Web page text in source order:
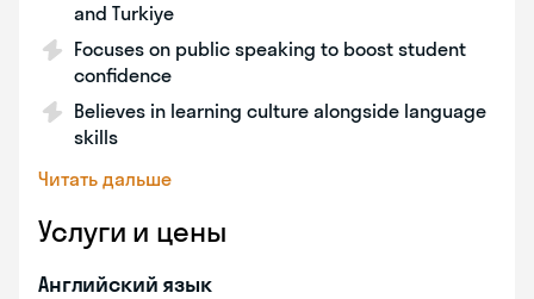
and Turkiye
Focuses on public speaking to boost student
confidence
Believes in learning culture alongside language
skills
Читать дальше
Услуги и цены
Английский язык